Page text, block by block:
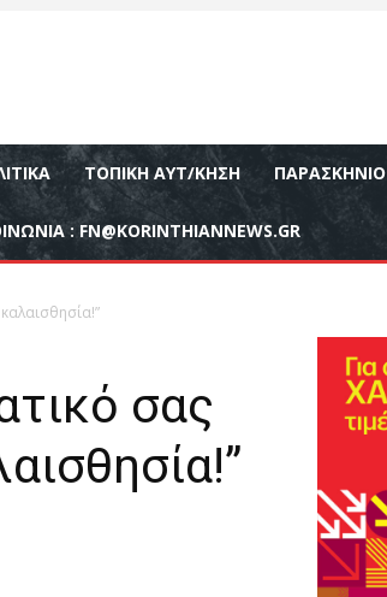
ΤΟΠΙΚΉ ΑΥΤ/ΚΗΣΗ ΠΑΡΑΣΚΉΝΙΟ
: FN@KORINTHIANNEWS.GR
σας